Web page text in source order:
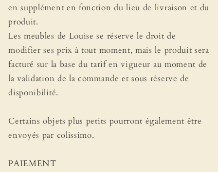
en supplément en fonction du lieu de livraison et du
produit.
Les meubles de Louise se réserve le droit de
modifier ses prix à tout moment, mais le produit sera
facturé sur la base du tarif en vigueur au moment de
la validation de la commande et sous réserve de
disponibilité.
Certains objets plus petits pourront également être
envoyés par colissimo.
PAIEMENT